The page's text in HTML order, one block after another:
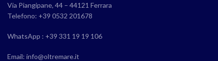
Via Piangipane, 44 – 44121 Ferrara
Telefono: +39 0532 201678
WhatsApp : +39 331 19 19 106
Email: info@oltremare.it